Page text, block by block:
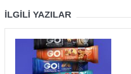
İLGILI YAZILAR